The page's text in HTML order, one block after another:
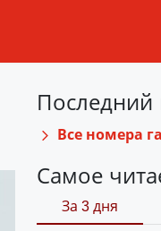
Все номера
Самое
За 3 дня